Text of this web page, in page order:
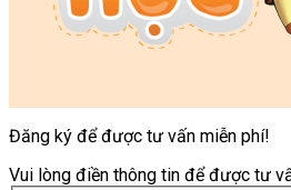
Đăng ký để được tư vấn miễn phí!
Vui lòng điền thông tin để được tư